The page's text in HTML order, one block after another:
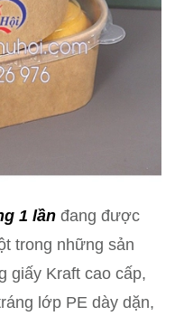
1 lần đang được
trong những sản
giấy Kraft cao cấp,
lớp PE dày dặn,